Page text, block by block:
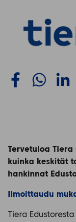
Tervetuloa
kuinka keskität
hankinnat
Ilmoittaudu
Tiera